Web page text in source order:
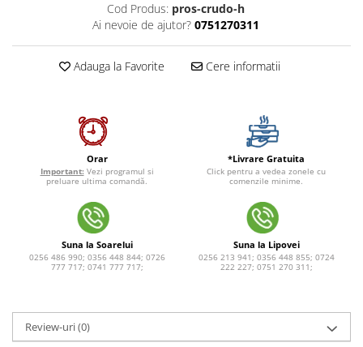
Cod Produs: pros-crudo-h
Ai nevoie de ajutor? 0751270311
Adauga la Favorite Cere informatii
Orar
Important: Vezi programul si
preluare ultima comandă.
*Livrare Gratuita
Click pentru a vedea zonele cu
comenzile minime.
Suna la Soarelui
0256 486 990; 0356 448 844; 0726
777 717; 0741 777 717;
Suna la Lipovei
0256 213 941; 0356 448 855; 0724
222 227; 0751 270 311;
Review-uri(0)